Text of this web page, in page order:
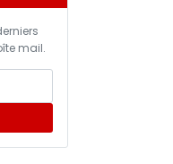
mail.